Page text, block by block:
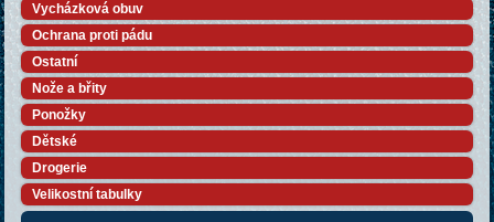
Vycházková obuv
Ochrana proti pádu
Ostatní
Nože a břity
Ponožky
Dětské
Drogerie
Velikostní tabulky